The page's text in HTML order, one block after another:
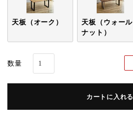
天板（オーク）
天板（ウォール
ナット）
カートに入れる